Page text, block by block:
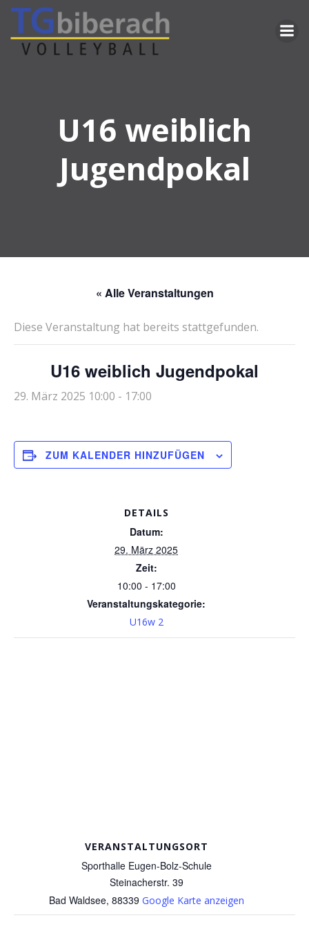
Inhalt
springen
U16 weiblich
Jugendpokal
« Alle Veranstaltungen
Diese Veranstaltung hat bereits stattgefunden.
U16 weiblich Jugendpokal
29. März 2025 10:00 - 17:00
ZUM KALENDER HINZUFÜGEN
DETAILS
Datum:
29. März 2025
Zeit:
10:00 - 17:00
Veranstaltungskategorie:
U16w 2
VERANSTALTUNGSORT
Sporthalle Eugen-Bolz-Schule
Steinacherstr. 39
Bad Waldsee, 88339 Google Karte anzeigen